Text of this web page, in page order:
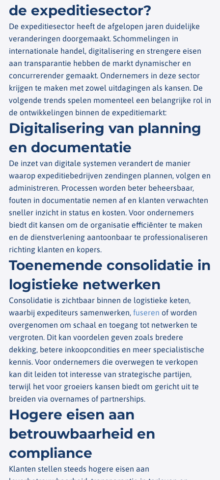
de expeditiesector?
De expeditiesector heeft de afgelopen jaren duidelijke
veranderingen doorgemaakt. Schommelingen in
internationale handel, digitalisering en strengere eisen
aan transparantie hebben de markt dynamischer en
concurrerender gemaakt. Ondernemers in deze sector
krijgen te maken met zowel uitdagingen als kansen. De
volgende trends spelen momenteel een belangrijke rol in
de ontwikkelingen binnen de expeditiemarkt:
Digitalisering van planning
en documentatie
De inzet van digitale systemen verandert de manier
waarop expeditiebedrijven zendingen plannen, volgen en
administreren. Processen worden beter beheersbaar,
fouten in documentatie nemen af en klanten verwachten
sneller inzicht in status en kosten. Voor ondernemers
biedt dit kansen om de organisatie efficiënter te maken
en de dienstverlening aantoonbaar te professionaliseren
richting klanten en kopers.
Toenemende consolidatie in
logistieke netwerken
Consolidatie is zichtbaar binnen de logistieke keten,
waarbij expediteurs samenwerken, fuseren of worden
overgenomen om schaal en toegang tot netwerken te
vergroten. Dit kan voordelen geven zoals bredere
dekking, betere inkoopcondities en meer specialistische
kennis. Voor ondernemers die overwegen te verkopen
kan dit leiden tot interesse van strategische partijen,
terwijl het voor groeiers kansen biedt om gericht uit te
breiden via overnames of partnerships.
Hogere eisen aan
betrouwbaarheid en
compliance
Klanten stellen steeds hogere eisen aan